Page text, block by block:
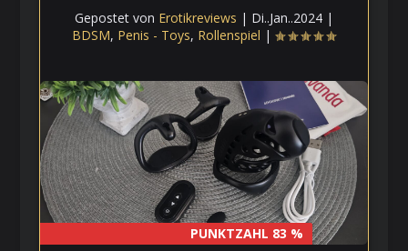
Gepostet von Erotikreviews | Di..Jan..2024|
BDSM, Penis - Toys, Rollenspiel |
PUNKTZAHL 83 %
PUNKTZAHL 83 %